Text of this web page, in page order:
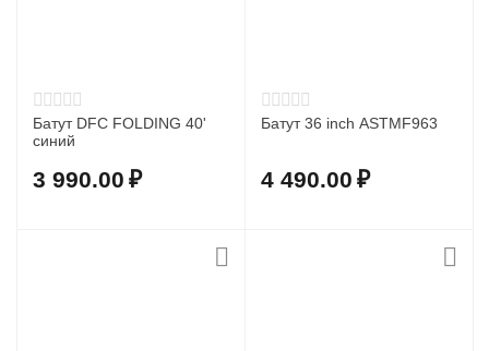
Батут DFC FOLDING 40'
синий
3 990.00 ₽
Батут 36 inch ASTMF963
4 490.00 ₽